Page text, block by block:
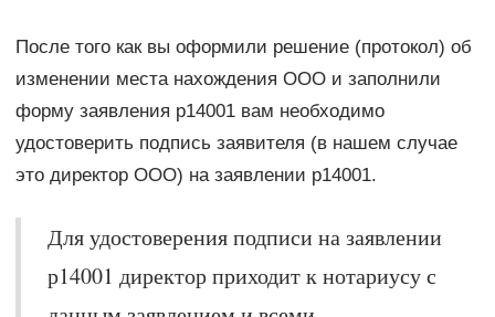
После того как вы оформили решение (протокол) об
изменении места нахождения ООО и заполнили
форму заявления р14001 вам необходимо
удостоверить подпись заявителя (в нашем случае
это директор ООО) на заявлении р14001.
Для удостоверения подписи на заявлении
р14001 директор приходит к нотариусу с